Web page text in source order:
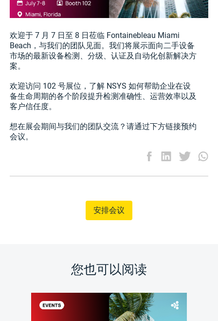
欢迎于 7 月 7 日至 8 日莅临 Fontainebleau Miami
Beach，与我们的团队见面。我们将展示面向二手设备
市场的最新设备检测、分级、认证及自动化创新解决方
案。
欢迎访问 102 号展位，了解 NSYS 如何帮助企业在设
备生命周期的各个阶段提升检测准确性、运营效率以及
客户信任度。
想在展会期间与我们的团队交流？请通过下方链接预约
会议。
安排会议
您也可以阅读